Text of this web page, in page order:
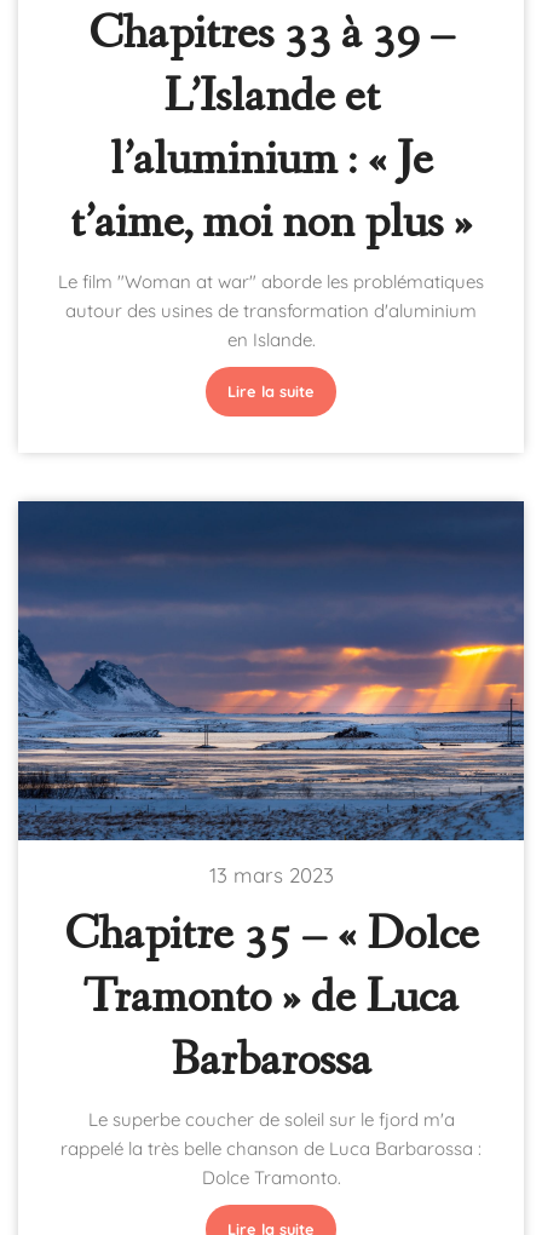
Chapitres 33 à 39 –
L’Islande et
l’aluminium : « Je
t’aime, moi non plus »
Le film "Woman at war" aborde les problématiques
autour des usines de transformation d'aluminium
en Islande.
Lire la suite
13 mars 2023
Chapitre 35 – « Dolce
Tramonto » de Luca
Barbarossa
Le superbe coucher de soleil sur le fjord m'a
rappelé la très belle chanson de Luca Barbarossa :
Dolce Tramonto.
Lire la suite